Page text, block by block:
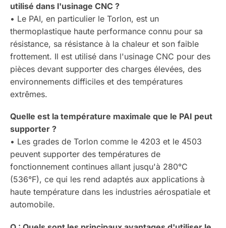
utilisé dans l'usinage CNC ?
• Le PAI, en particulier le Torlon, est un
thermoplastique haute performance connu pour sa
résistance, sa résistance à la chaleur et son faible
frottement. Il est utilisé dans l'usinage CNC pour des
pièces devant supporter des charges élevées, des
environnements difficiles et des températures
extrêmes.
Quelle est la température maximale que le PAI peut
supporter ?
• Les grades de Torlon comme le 4203 et le 4503
peuvent supporter des températures de
fonctionnement continues allant jusqu'à 280°C
(536°F), ce qui les rend adaptés aux applications à
haute température dans les industries aérospatiale et
automobile.